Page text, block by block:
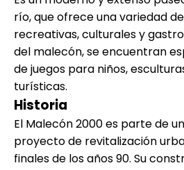
río, que ofrece una variedad
recreativas, culturales y
del malecón, se encuentran
de juegos para niños,
turísticas.
Historia
El Malecón 2000 es parte de
proyecto de revitalización
finales de los años 90. Su